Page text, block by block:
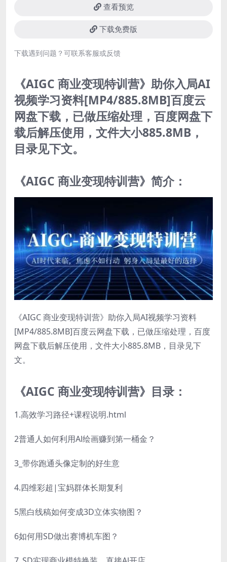
查看预览
下载免费版
下载遇到问题？可联系客服或反馈
《AIGC 商业变现特训营》助你入局AI
视频学习资料[MP4/885.8MB]百度云
网盘下载，已做压缩处理，百度网盘下
载后解压使用，文件大小885.8MB，
目录见下文。
《AIGC 商业变现特训营》简介：
《AIGC 商业变现特训营》助你入局AI视频学习资料
[MP4/885.8MB]百度云网盘下载，已做压缩处理，百度
网盘下载后解压使用，文件大小885.8MB，目录见下
文。
《AIGC 商业变现特训营》目录：
1.高效学习路径+课程说明.html
2普通人如何利用Al绘画赚到第一桶金？
3_带你跑通头像定制的好生意
4.四维彩超|宝妈群体长期复利
5黑白线稿如何变成3D立体实物图？
6如何用SD做出赛博机车图？